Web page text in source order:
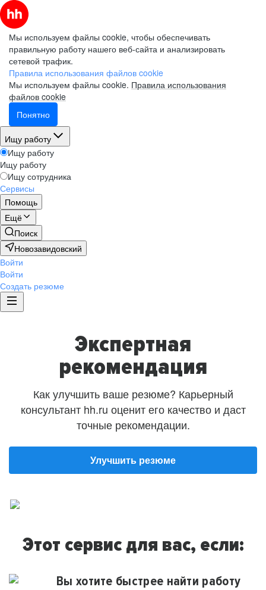
Мы используем файлы cookie, чтобы обеспечивать
правильную работу нашего веб-сайта и анализировать
сетевой трафик.
Правила использования файлов cookie
Мы используем файлы cookie. Правила использования
файлов cookie
Понятно
Ищу работу
Ищу работу
Ищу работу
Ищу сотрудника
Сервисы
Помощь
Ещё
Поиск
Новозавидовский
Войти
Войти
Создать резюме
Экспертная
рекомендация
Как улучшить ваше резюме? Карьерный
консультант hh.ru оценит его качество и даст
точные рекомендации.
Улучшить резюме
Этот сервис для вас, если:
Вы хотите быстрее найти работу